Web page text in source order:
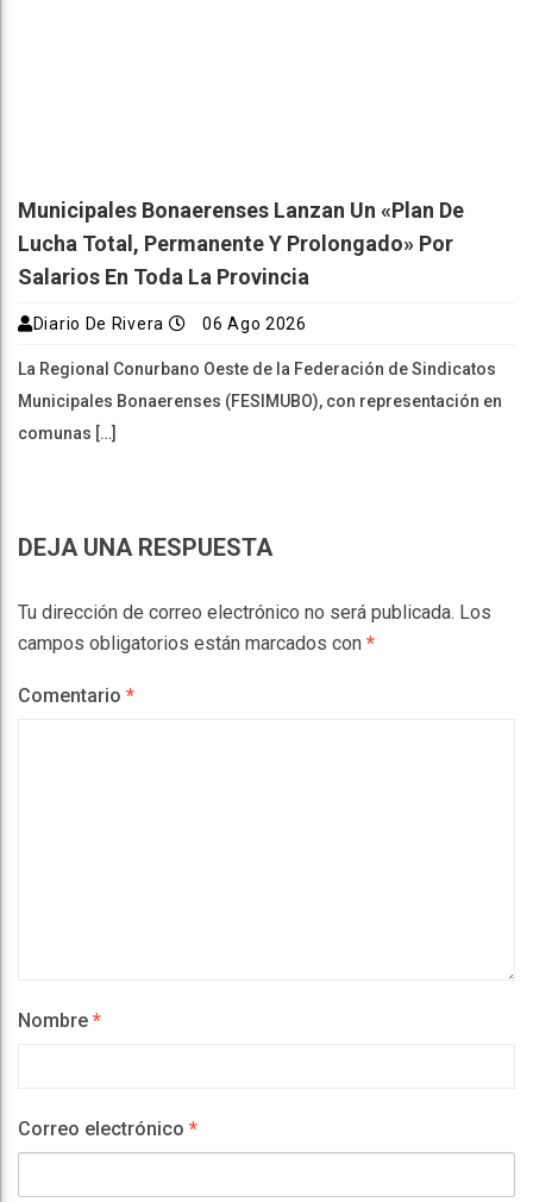
Municipales Bonaerenses Lanzan Un «plan De
Lucha Total, Permanente Y Prolongado» Por
Salarios En Toda La Provincia
Diario De Rivera 06 Ago 2026
La Regional Conurbano Oeste de la Federación de Sindicatos
Municipales Bonaerenses (FESIMUBO), con representación en
comunas […]
DEJA UNA RESPUESTA
Tu dirección de correo electrónico no será publicada. Los
campos obligatorios están marcados con *
Comentario *
Nombre *
Correo electrónico *